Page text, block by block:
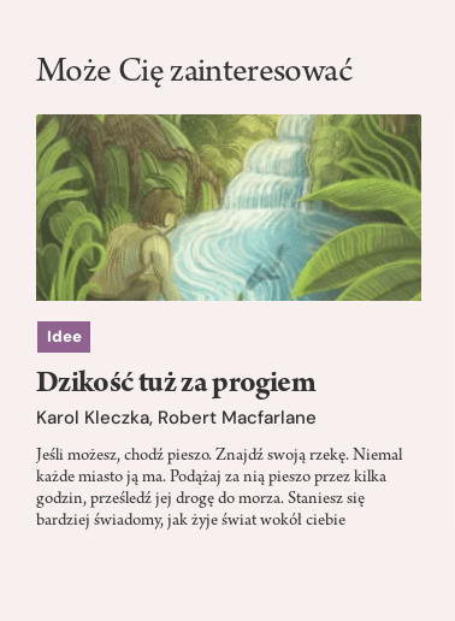
Może Cię zainteresować
Idee
Dzikość tuż za progiem
Karol Kleczka, Robert Macfarlane
Jeśli możesz, chodź pieszo. Znajdź swoją rzekę. Niemal
każde miasto ją ma. Podążaj za nią pieszo przez kilka
godzin, prześledź jej drogę do morza. Staniesz się
bardziej świadomy, jak żyje świat wokół ciebie